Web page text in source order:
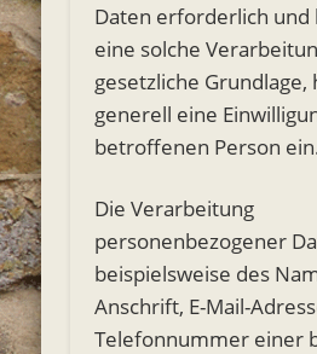
Daten erforderlich
eine solche
gesetzliche Grundlage,
generell eine
betroffenen Person
Die Verarbeitung
personenbezogener
beispielsweise des
Anschrift, E-Mail-
Telefonnummer einer